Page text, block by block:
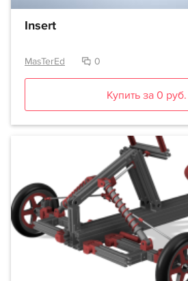
Insert
MasTerEd 0
Купить за 0 руб.